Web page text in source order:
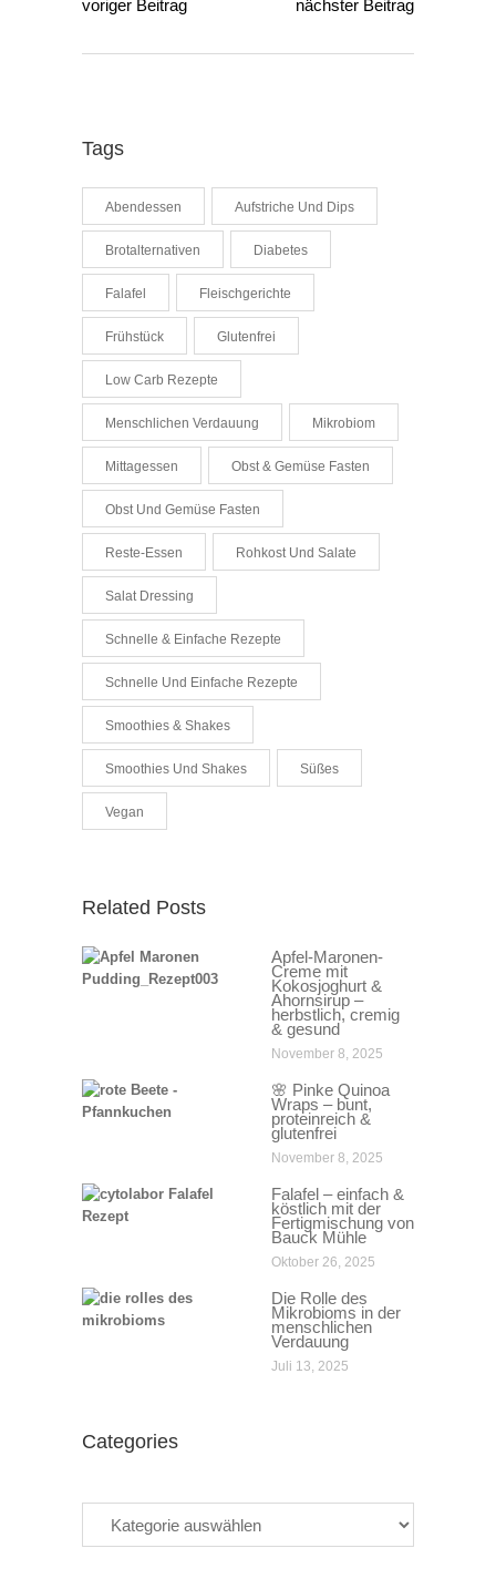
voriger Beitrag nächster Beitrag
Tags
Abendessen Aufstriche Und Dips
Brotalternativen Diabetes
Falafel Fleischgerichte
Frühstück Glutenfrei
Low Carb Rezepte
Menschlichen Verdauung Mikrobiom
Mittagessen Obst & Gemüse Fasten
Obst Und Gemüse Fasten
Reste-Essen Rohkost Und Salate
Salat Dressing
Schnelle & Einfache Rezepte
Schnelle Und Einfache Rezepte
Smoothies & Shakes
Smoothies Und Shakes Süßes
Vegan
Related Posts
Apfel-Maronen-
Creme mit
Kokosjoghurt &
Ahornsirup –
herbstlich, cremig
& gesund
November 8, 2025
🌸 Pinke Quinoa
Wraps – bunt,
proteinreich &
glutenfrei
November 8, 2025
Falafel – einfach &
köstlich mit der
Fertigmischung von
Bauck Mühle
Oktober 26, 2025
Die Rolle des
Mikrobioms in der
menschlichen
Verdauung
Juli 13, 2025
Categories